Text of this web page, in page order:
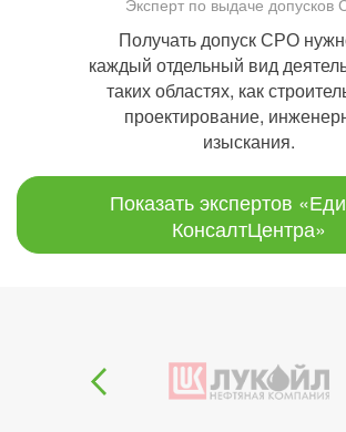
Эксперт по выдаче допусков
Получать допуск СРО
каждый отдельный вид
таких областях, как
проектирование,
изыскания.
Показать экспертов
КонсалтЦентра»